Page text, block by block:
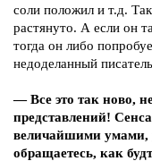
соли положил и т.д.
растянуто. А если он
тогда он либо
недоделанный
— Все это так ново,
представлений!
величайшими умами,
обращаетесь, как